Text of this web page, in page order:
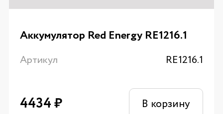
Аккумулятор Red Energy RE1216.1
Артикул RE1216.1
4434₽ В корзину